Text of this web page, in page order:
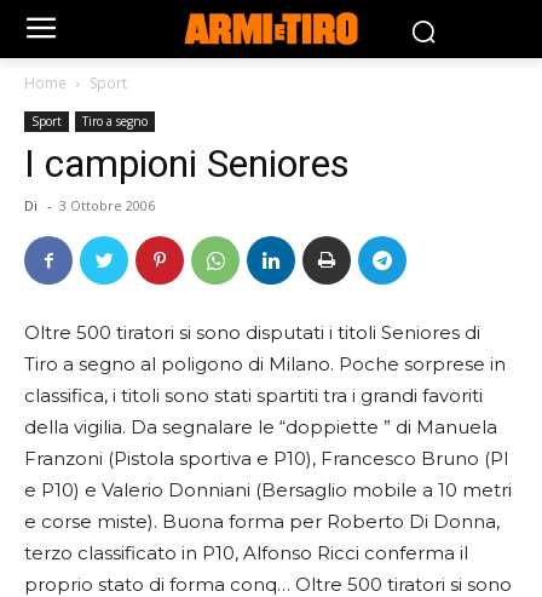
Home Sport
Sport Tiro a segno
I campioni Seniores
Di - 3 Ottobre 2006
Oltre 500 tiratori si sono disputati i titoli Seniores di
Tiro a segno al poligono di Milano. Poche sorprese in
classifica, i titoli sono stati spartiti tra i grandi favoriti
della vigilia. Da segnalare le “doppiette ” di Manuela
Franzoni (Pistola sportiva e P10), Francesco Bruno (Pl
e P10) e Valerio Donniani (Bersaglio mobile a 10 metri
e corse miste). Buona forma per Roberto Di Donna,
terzo classificato in P10, Alfonso Ricci conferma il
proprio stato di forma conq… Oltre 500 tiratori si sono